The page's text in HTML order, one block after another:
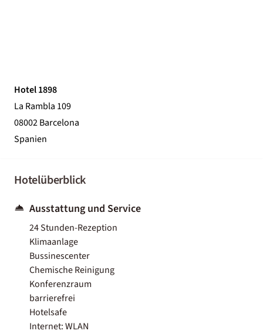
Hotel 1898
La Rambla 109
08002 Barcelona
Spanien
Hotelüberblick
Ausstattung und Service
24 Stunden-Rezeption
Klimaanlage
Bussinescenter
Chemische Reinigung
Konferenzraum
barrierefrei
Hotelsafe
Internet: WLAN